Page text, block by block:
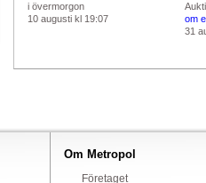
i övermorgon
10 augusti kl 19:07
om
31
Om Metropol
Företaget